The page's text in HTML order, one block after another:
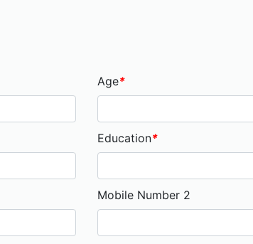
Age*
Education*
Mobile Number 2